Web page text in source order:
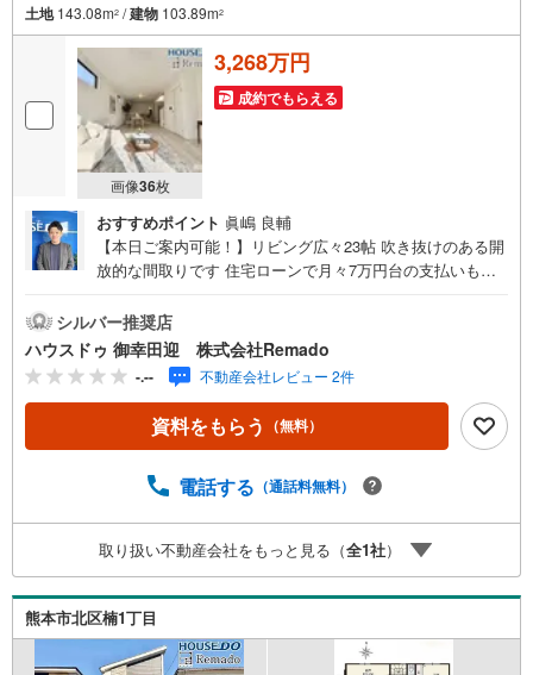
土地143.08m2 /建物 103.89m2
画像36枚
3,268万円
成約でもらえる
おすすめポイント 眞嶋 良輔
【本日ご案内可能！】リビング広々23帖 吹き抜けのある開
放的な間取りです 住宅ローンで月々7万円台の支払いも可
買うか」で、不動産購入の満足度は変わります家探しは、
物件探し以上に「パートナー選び」が重要！熊本エリアを
知り尽くした私たちが、物件探しから資金計画、引き渡し
までトータルサポートします 【購入総額の限界へ挑戦】売
主様への価格交渉も弊社の得意分野です！さらにオプショ
ン費用（エアコン、網戸、太陽光等）もお客様に代わり相
と安く買えるのでは？そんな悩みは当社が解決します他社
【効率的に一気見！内覧ツアー】熊本県全域の気になる物
件を全て当社でご内覧いただけます 見学されたい物件を1
日で内覧可能 窓口を一つに絞れるから、手間も時間もかか
りません。全国700店舗以上展開！ハウスドゥだからこその
豊富な物件数・情報量で理想の暮らしを叶えます！
シルバー推奨店
ハウスドゥ 御幸田迎 株式会社Remado
-.-- 不動産会社レビュー 2件
資料をもらう （無料）
電話する （通話料無料）
取り扱い不動産会社をもっと見る（全1社）
熊本市北区楠1丁目